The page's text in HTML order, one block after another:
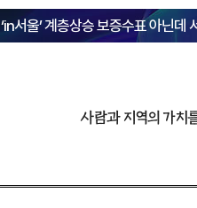
‘in서울’ 계층상승 보증수표 아닌데
사람과 지역의 가치